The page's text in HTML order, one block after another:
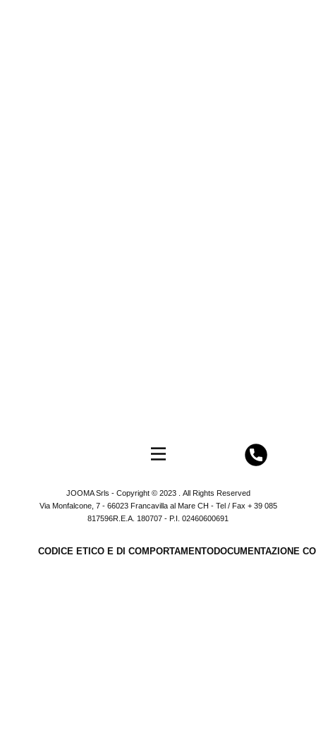
JOOMA Srls - Copyright © 2023 . All Rights Reserved
Via Monfalcone, 7 - 66023 Francavilla al Mare CH - Tel / Fax + 39 085
817596R.E.A. 180707 - P.I. 02460600691
CODICE ETICO E DI COMPORTAMENTODOCUMENTAZIONE